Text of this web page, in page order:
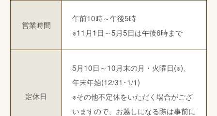
営業時間
午前10時～午後5時
※11月1日～5月5日は午後6時まで
定休日
5月10日～10月末の月・火曜日(※)、
年末年始(12/31･1/1)
※その他不定休をいただく場合がござ
いますので、お越しになる際は事前に